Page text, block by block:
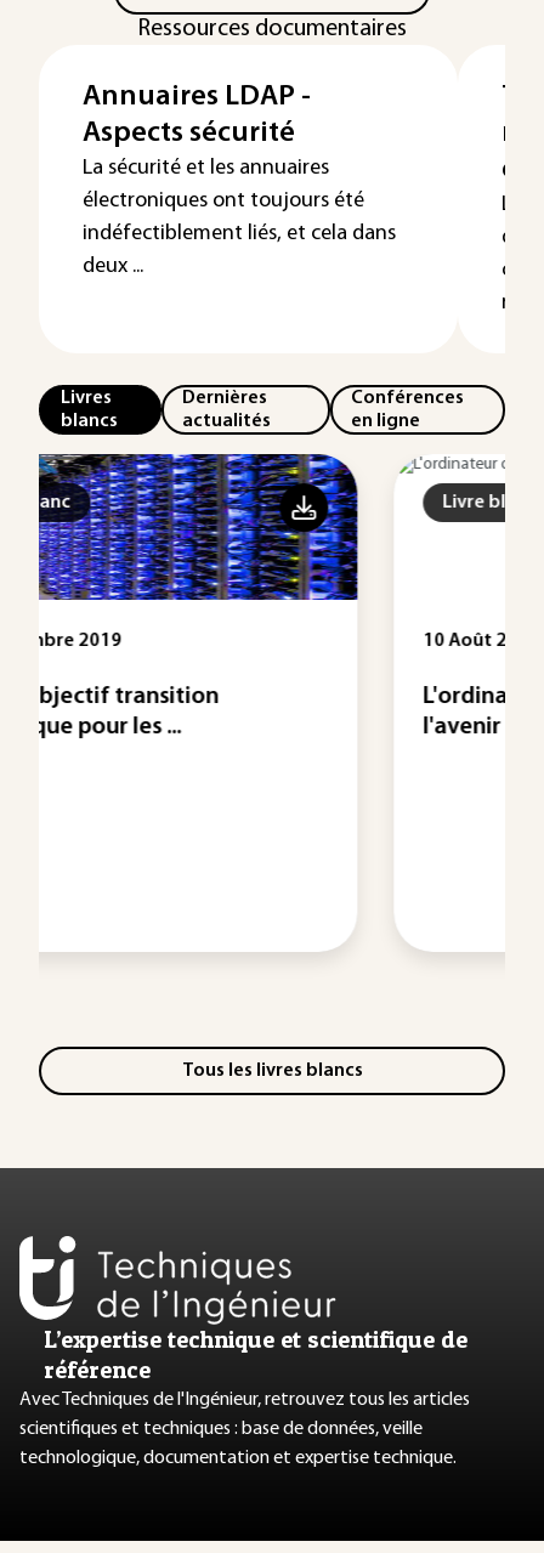
Ressources documentaires
Annuaires LDAP -
Aspects sécurité
La sécurité et les annuaires
électroniques ont toujours été
indéfectiblement liés, et cela dans
deux ...
La
Livres
blancs
Dernières
actualités
Conférences
en ligne
Livre blanc
L'ordinateur quantique est-il
l'avenir de ...
Tous les livres blancs
L’expertise technique et scientifique de
référence
Avec Techniques de l'Ingénieur, retrouvez tous les articles
scientifiques et techniques : base de données, veille
technologique, documentation et expertise technique.